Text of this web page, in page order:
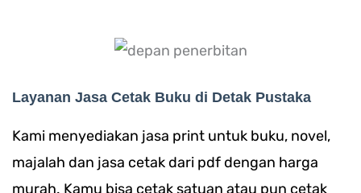
Layanan Jasa Cetak Buku di Detak Pustaka
Kami menyediakan jasa print untuk buku, novel,
majalah dan jasa cetak dari pdf dengan harga
murah. Kamu bisa cetak satuan atau pun cetak